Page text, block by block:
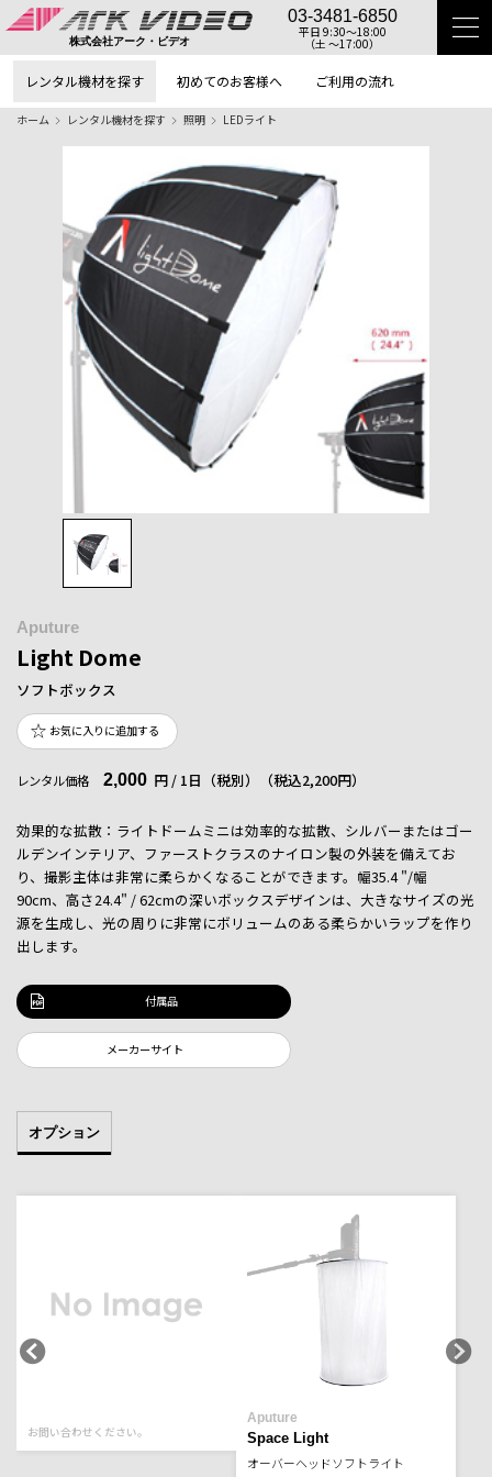
株式会社アーク・ビデオ
03-3481-6850
平日 9:30〜18:00
（土 〜17:00）
レンタル機材を探す 初めてのお客様へ ご利用の流れ
ホーム レンタル機材を探す 照明 LEDライト
Aputure
Light Dome
ソフトボックス
お気に入りに追加する
レンタル価格 2,000 円 / 1日（税別） （税込2,200円）
効果的な拡散：ライトドームミニは効率的な拡散、シルバーまたはゴー
ルデンインテリア、ファーストクラスのナイロン製の外装を備えてお
り、撮影主体は非常に柔らかくなることができます。幅35.4 "/幅
90cm、高さ24.4" / 62cmの深いボックスデザインは、大きなサイズの光
源を生成し、光の周りに非常にボリュームのある柔らかいラップを作り
出します。
付属品
メーカーサイト
オプション
お問い合わせください。
Aputure
Space Light
オーバーヘッドソフトライト